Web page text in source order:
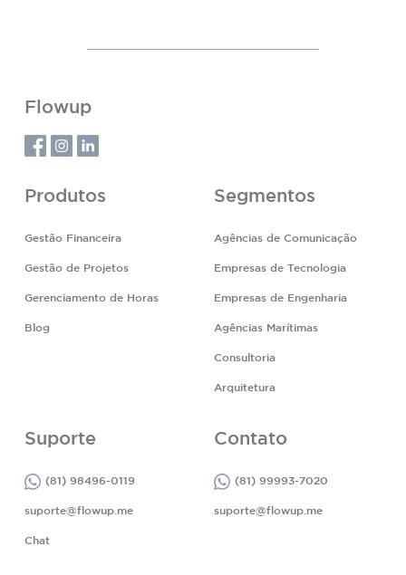
Flowup
Produtos
Gestão Financeira
Gestão de Projetos
Gerenciamento de Horas
Blog
Segmentos
Agências de Comunicação
Empresas de Tecnologia
Empresas de Engenharia
Agências Marítimas
Consultoria
Arquitetura
Suporte
(81) 98496-0119
suporte@flowup.me
Chat
Contato
(81) 99993-7020
suporte@flowup.me